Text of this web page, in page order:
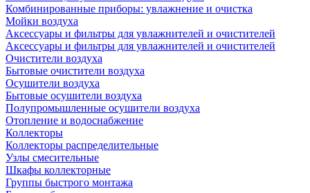
Комбинированные приборы: увлажнение и очистка
Мойки воздуха
Аксессуары и фильтры для увлажнителей и очистителей
Аксессуары и фильтры для увлажнителей и очистителей
Очистители воздуха
Бытовые очистители воздуха
Осушители воздуха
Бытовые осушители воздуха
Полупромышленные осушители воздуха
Отопление и водоснабжение
Коллекторы
Коллекторы распределительные
Узлы смесительные
Шкафы коллекторные
Группы быстрого монтажа